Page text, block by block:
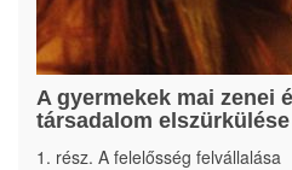
A gyermekek mai zenei
társadalom elszürkülése
1. rész. A felelősség felvállalása